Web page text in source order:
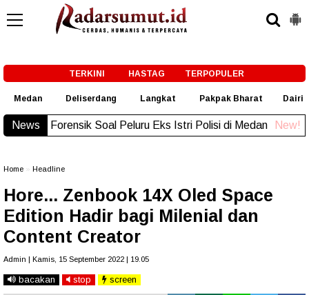
TERKINI HASTAG TERPOPULER
Medan Deliserdang Langkat Pakpak Bharat Dairi
News
Dokter Forensik Soal Peluru Eks Istri Polisi di Medan New!
Home Headline
Hore... Zenbook 14X Oled Space
Edition Hadir bagi Milenial dan
Content Creator
Admin | Kamis, 15 September 2022 | 19.05
bacakan stop screen